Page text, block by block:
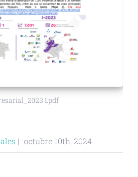
I.pdf
| octubre 10th, 2024